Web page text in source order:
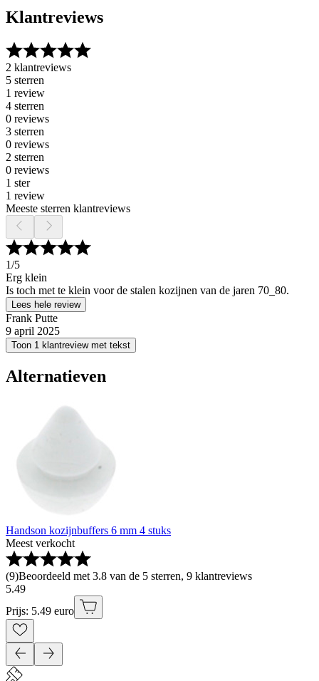
Klantreviews
2 klantreviews
5 sterren
1 review
4 sterren
0 reviews
3 sterren
0 reviews
2 sterren
0 reviews
1 ster
1 review
Meeste sterren klantreviews
1/5
Erg klein
Is toch met te klein voor de stalen kozijnen van de jaren 70_80.
Lees hele review
Frank Putte
9 april 2025
Toon 1 klantreview met tekst
Alternatieven
Handson kozijnbuffers 6 mm 4 stuks
Meest verkocht
(9)Beoordeeld met 3.8 van de 5 sterren, 9 klantreviews
5.49
Prijs: 5.49 euro